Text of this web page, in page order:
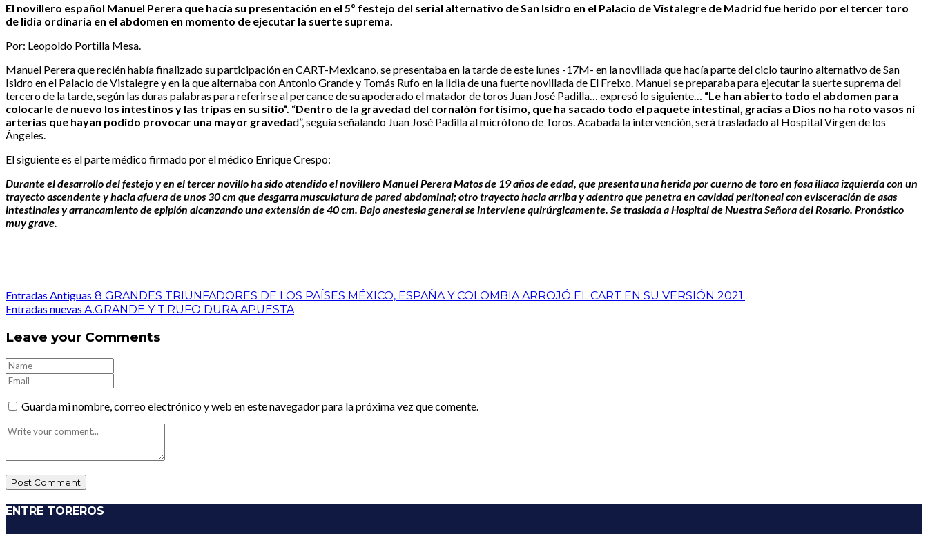
El novillero español Manuel Perera que hacía su presentación en el 5º festejo del serial alternativo de San Isidro en el Palacio de Vistalegre de Madrid fue herido por el tercer toro
de lidia ordinaria en el abdomen en momento de ejecutar la suerte suprema.
Por: Leopoldo Portilla Mesa.
Manuel Perera que recién había finalizado su participación en CART-Mexicano, se presentaba en la tarde de este lunes -17M- en la novillada que hacía parte del ciclo taurino alternativo de San
Isidro en el Palacio de Vistalegre y en la que alternaba con Antonio Grande y Tomás Rufo en la lidia de una fuerte novillada de El Freixo. Manuel se preparaba para ejecutar la suerte suprema del
tercero de la tarde, según las duras palabras para referirse al percance de su apoderado el matador de toros Juan José Padilla… expresó lo siguiente… “Le han abierto todo el abdomen para
colocarle de nuevo los intestinos y las tripas en su sitio”. “Dentro de la gravedad del cornalón fortísimo, que ha sacado todo el paquete intestinal, gracias a Dios no ha roto vasos ni
arterias que hayan podido provocar una mayor gravedad”, seguía señalando Juan José Padilla al micrófono de Toros. Acabada la intervención, será trasladado al Hospital Virgen de los
Ángeles.
El siguiente es el parte médico firmado por el médico Enrique Crespo:
Durante el desarrollo del festejo y en el tercer novillo ha sido atendido el novillero Manuel Perera Matos de 19 años de edad, que presenta una herida por cuerno de toro en fosa iliaca izquierda con un
trayecto ascendente y hacia afuera de unos 30 cm que desgarra musculatura de pared abdominal; otro trayecto hacia arriba y adentro que penetra en cavidad peritoneal con evisceración de asas
intestinales y arrancamiento de epiplón alcanzando una extensión de 40 cm. Bajo anestesia general se interviene quirúrgicamente. Se traslada a Hospital de Nuestra Señora del Rosario. Pronóstico
muy grave.
Entradas Antiguas 8 GRANDES TRIUNFADORES DE LOS PAÍSES MÉXICO, ESPAÑA Y COLOMBIA ARROJÓ EL CART EN SU VERSIÓN 2021.
Entradas nuevas A.GRANDE Y T.RUFO DURA APUESTA
Leave your Comments
Guarda mi nombre, correo electrónico y web en este navegador para la próxima vez que comente.
ENTRE TOREROS